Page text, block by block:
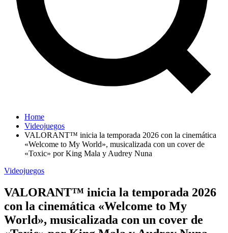
Home
Videojuegos
VALORANT™ inicia la temporada 2026 con la cinemática
«Welcome to My World», musicalizada con un cover de
«Toxic» por King Mala y Audrey Nuna
Videojuegos
VALORANT™ inicia la temporada 2026
con la cinemática «Welcome to My
World», musicalizada con un cover de